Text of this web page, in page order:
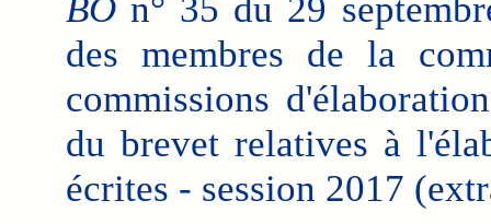
BOn° 35 du 29
des membres de la
commissions
du brevet relatives à
écrites - session 2017